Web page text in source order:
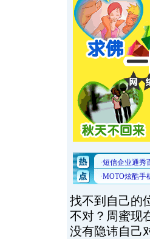
找不到自己的
不对？周蜜现
没有隐讳自己